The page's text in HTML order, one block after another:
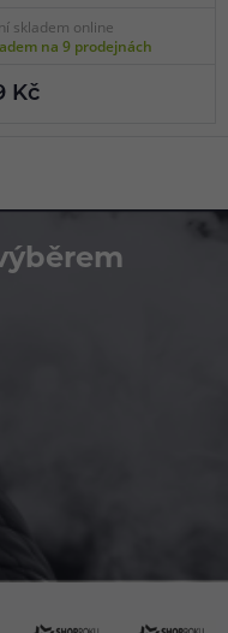
skladem online
na 9 prodejnách
Kč